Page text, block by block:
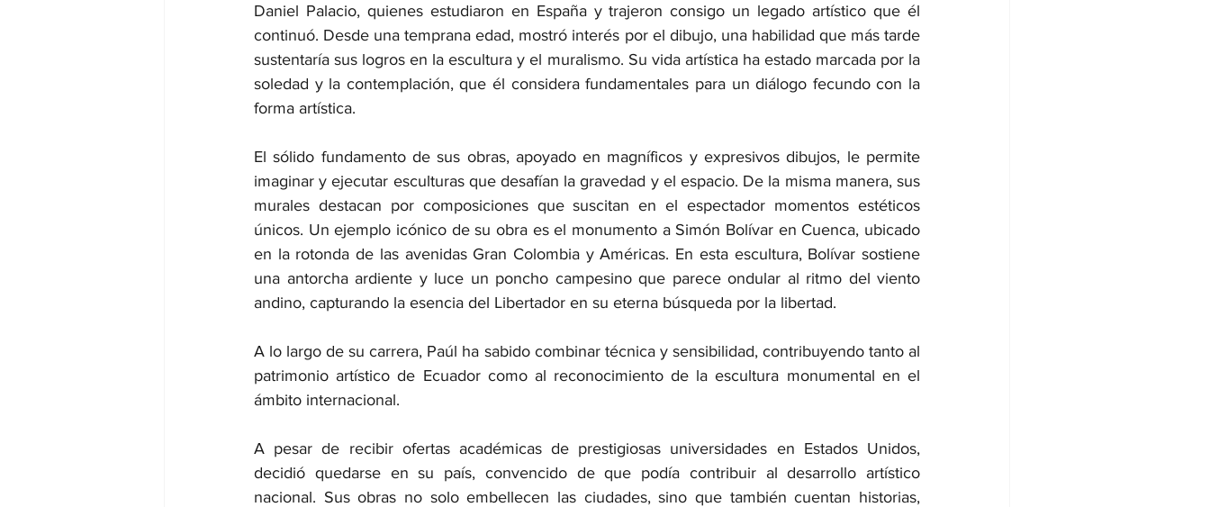
Daniel Palacio, quienes estudiaron en España y trajeron consigo un legado artístico que él
continuó. Desde una temprana edad, mostró interés por el dibujo, una habilidad que más tarde
sustentaría sus logros en la escultura y el muralismo. Su vida artística ha estado marcada por la
soledad y la contemplación, que él considera fundamentales para un diálogo fecundo con la
forma artística.
El sólido fundamento de sus obras, apoyado en magníficos y expresivos dibujos, le permite
imaginar y ejecutar esculturas que desafían la gravedad y el espacio. De la misma manera, sus
murales destacan por composiciones que suscitan en el espectador momentos estéticos
únicos. Un ejemplo icónico de su obra es el monumento a Simón Bolívar en Cuenca, ubicado
en la rotonda de las avenidas Gran Colombia y Américas. En esta escultura, Bolívar sostiene
una antorcha ardiente y luce un poncho campesino que parece ondular al ritmo del viento
andino, capturando la esencia del Libertador en su eterna búsqueda por la libertad.
A lo largo de su carrera, Paúl ha sabido combinar técnica y sensibilidad, contribuyendo tanto al
patrimonio artístico de Ecuador como al reconocimiento de la escultura monumental en el
ámbito internacional.
A pesar de recibir ofertas académicas de prestigiosas universidades en Estados Unidos,
decidió quedarse en su país, convencido de que podía contribuir al desarrollo artístico
nacional. Sus obras no solo embellecen las ciudades, sino que también cuentan historias,